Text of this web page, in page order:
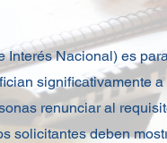
Interés Nacional) es
significativamente
renunciar al
solicitantes deben